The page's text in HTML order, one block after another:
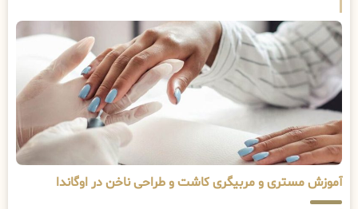
آموزش مستری و مربیگری کاشت و طراحی ناخن در اوگاندا